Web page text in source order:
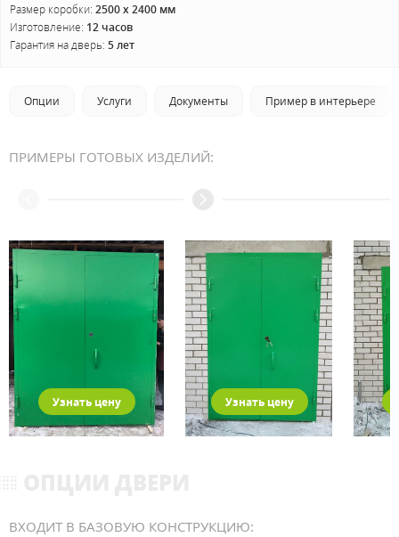
Размер коробки: 2500 х 2400 мм
Изготовление: 12 часов
Гарантия на дверь: 5 лет
Опции Услуги Документы Пример в интерьере
ПРИМЕРЫ ГОТОВЫХ ИЗДЕЛИЙ:
Узнать цену Узнать цену
ВХОДИТ В БАЗОВУЮ КОНСТРУКЦИЮ: